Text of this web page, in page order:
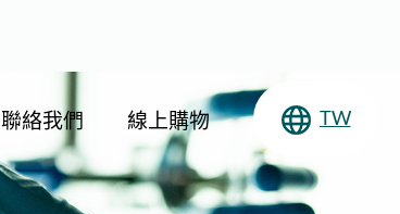
聯絡我們 線上購物 TW